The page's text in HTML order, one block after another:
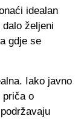
idealan
željeni
gdje se
Iako javno
priča o